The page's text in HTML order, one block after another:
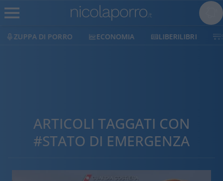
ECONOMIA LIBERILIBRI SHOP SOSTIENICI
ARTICOLI TAGGATI CON
#STATO DI EMERGENZA